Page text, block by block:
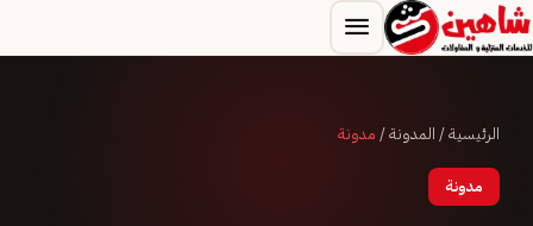
menu
الرئيسية/ المدونة/ مدونة
مدونة